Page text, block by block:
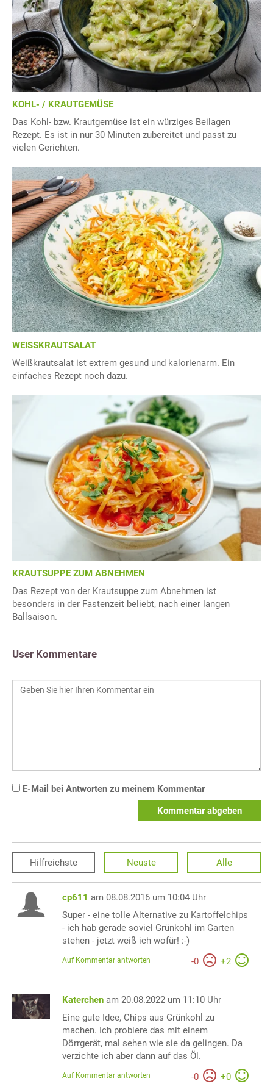
KOHL- / KRAUTGEMÜSE
Das Kohl- bzw. Krautgemüse ist ein würziges Beilagen
Rezept. Es ist in nur 30 Minuten zubereitet und passt zu
vielen Gerichten.
WEISSKRAUTSALAT
Weißkrautsalat ist extrem gesund und kalorienarm. Ein
einfaches Rezept noch dazu.
KRAUTSUPPE ZUM ABNEHMEN
Das Rezept von der Krautsuppe zum Abnehmen ist
besonders in der Fastenzeit beliebt, nach einer langen
Ballsaison.
User Kommentare
E-Mail bei Antworten zu meinem Kommentar
Kommentar abgeben
Hilfreichste Neuste Alle
cp611 am 08.08.2016 um 10:04 Uhr
Super - eine tolle Alternative zu Kartoffelchips
- ich hab gerade soviel Grünkohl im Garten
stehen - jetzt weiß ich wofür! :-)
-0 +2
Auf Kommentar antworten
Katerchen am 20.08.2022 um 11:10 Uhr
Eine gute Idee, Chips aus Grünkohl zu
machen. Ich probiere das mit einem
Dörrgerät, mal sehen wie sie da gelingen. Da
verzichte ich aber dann auf das Öl.
-0 +0
Auf Kommentar antworten